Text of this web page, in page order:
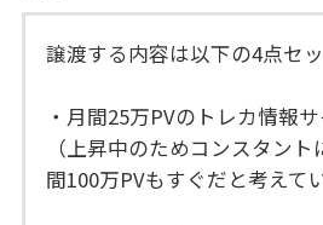
譲渡する内容は以下の4点セッ
・月間25万PVのトレカ情報
（上昇中のためコンスタン
間100万PVもすぐだと考えて